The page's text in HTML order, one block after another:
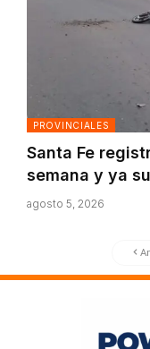
PROVINCIALES
Santa Fe
semana y ya
agosto 5, 2026